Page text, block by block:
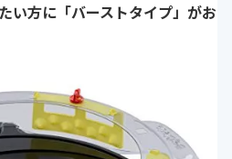
い方に「バーストタイプ」がお